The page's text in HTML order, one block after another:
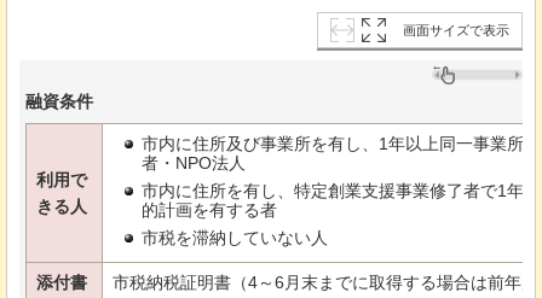
画面サイズで表示
融資条件
利用で
きる人
市内に住所及び事業所を有し、1年以上同一事業所
者・NPO法人
市内に住所を有し、特定創業支援事業修了者で1年
的計画を有する者
市税を滞納していない人
添付書
市税納税証明書（4～6月末までに取得する場合は前年